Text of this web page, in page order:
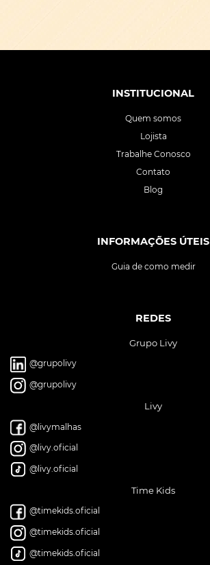
INSTITUCIONAL
Quem somos
Lojista
Trabalhe Conosco
Contato
Blog
INFORMAÇÕES ÚTEIS
Guia de como medir
REDES
Grupo Livy
@grupolivy
@grupolivy
Livy
@livymalhas
@livy.oficial
@livy.oficial
Time Kids
@timekids.oficial
@timekids.oficial
@timekids.oficial